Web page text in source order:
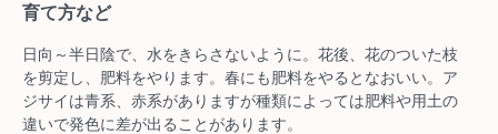
育て方など
日向～半日陰で、水をきらさないように。花後、花のついた枝
を剪定し、肥料をやります。春にも肥料をやるとなおいい。ア
ジサイは青系、赤系がありますが種類によっては肥料や用土の
違いで発色に差が出ることがあります。